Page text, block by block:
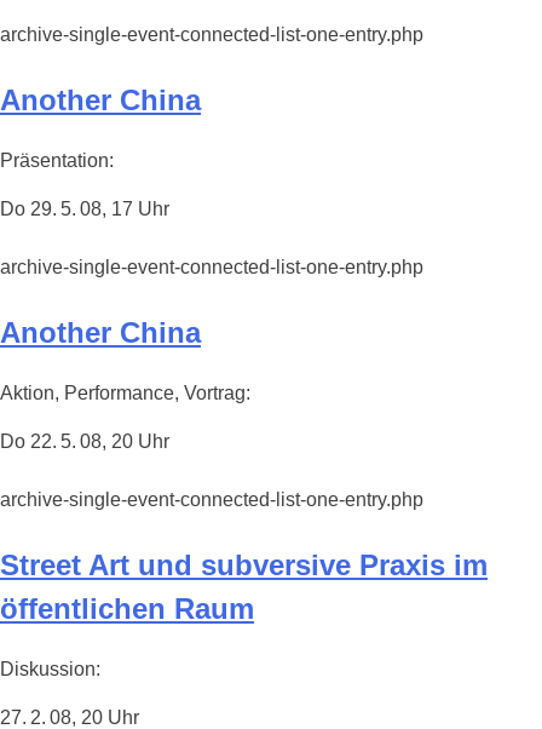
archive-single-event-connected-list-one-entry.php
Another China
Präsentation:
Do 29. 5. 08, 17 Uhr
archive-single-event-connected-list-one-entry.php
Another China
Aktion, Performance, Vortrag:
Do 22. 5. 08, 20 Uhr
archive-single-event-connected-list-one-entry.php
Street Art und subversive Praxis im
öffentlichen Raum
Diskussion:
27. 2. 08, 20 Uhr